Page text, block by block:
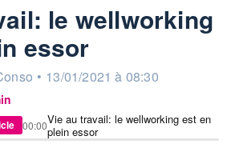
le wellworking
essor
• 13/01/2021 à 08:30
Vie au travail: le wellworking est en
plein essor
00:00